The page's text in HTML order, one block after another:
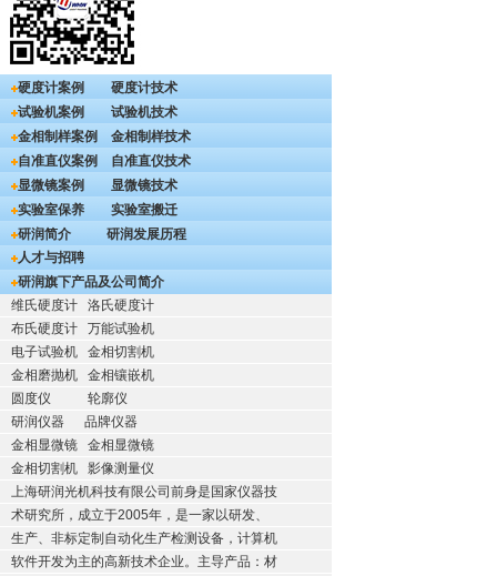
硬度计案例
硬度计技术
试验机案例
试验机技术
金相制样案例
金相制样技术
自准直仪案例
自准直仪技术
显微镜案例
显微镜技术
实验室保养
实验室搬迁
研润简介
研润发展历程
人才与招聘
研润旗下产品及公司简介
维氏硬度计
洛氏硬度计
布氏硬度计
万能试验机
电子试验机
金相切割机
金相磨抛机
金相镶嵌机
圆度仪
轮廓仪
研润仪器
品牌仪器
金相显微镜
金相显微镜
金相切割机
影像测量仪
上海研润光机科技有限公司前身是国家仪器技
术研究所，成立于2005年，是一家以研发、
生产、非标定制自动化生产检测设备，计算机
软件开发为主的高新技术企业。主导产品：材